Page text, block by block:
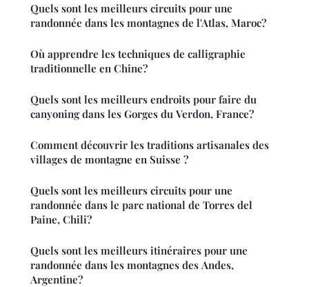
Quels sont les meilleurs circuits pour une
randonnée dans les montagnes de l'Atlas, Maroc?
Où apprendre les techniques de calligraphie
traditionnelle en Chine?
Quels sont les meilleurs endroits pour faire du
canyoning dans les Gorges du Verdon, France?
Comment découvrir les traditions artisanales des
villages de montagne en Suisse ?
Quels sont les meilleurs circuits pour une
randonnée dans le parc national de Torres del
Paine, Chili?
Quels sont les meilleurs itinéraires pour une
randonnée dans les montagnes des Andes,
Argentine?